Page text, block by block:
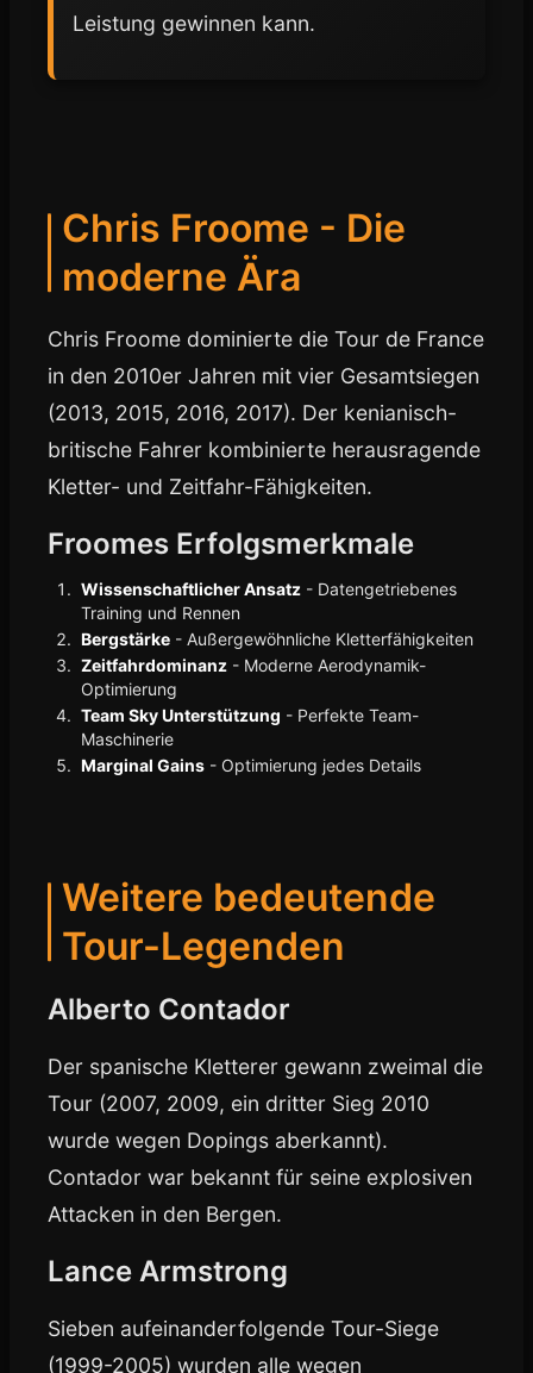
Leistung gewinnen kann.
Chris Froome - Die
moderne Ära
Chris Froome dominierte die Tour de France
in den 2010er Jahren mit vier Gesamtsiegen
(2013, 2015, 2016, 2017). Der kenianisch-
britische Fahrer kombinierte herausragende
Kletter- und Zeitfahr-Fähigkeiten.
Froomes Erfolgsmerkmale
Wissenschaftlicher Ansatz - Datengetriebenes
Training und Rennen
Bergstärke - Außergewöhnliche Kletterfähigkeiten
Zeitfahrdominanz - Moderne Aerodynamik-
Optimierung
Team Sky Unterstützung - Perfekte Team-
Maschinerie
Marginal Gains - Optimierung jedes Details
Weitere bedeutende
Tour-Legenden
Alberto Contador
Der spanische Kletterer gewann zweimal die
Tour (2007, 2009, ein dritter Sieg 2010
wurde wegen Dopings aberkannt).
Contador war bekannt für seine explosiven
Attacken in den Bergen.
Lance Armstrong
Sieben aufeinanderfolgende Tour-Siege
(1999-2005) wurden alle wegen